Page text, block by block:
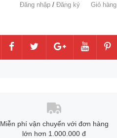
Đăng nhập / Đăng ký Giỏ hàng
Miễn phí vận chuyển với đơn hàng
lớn hơn 1.000.000 đ